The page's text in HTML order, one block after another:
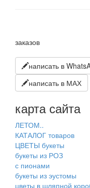
заказов
написать в
написать в МАХ
карта сайта
ЛЕТОМ..
КАТАЛОГ товаров
ЦВЕТЫ букеты
букеты из РОЗ
с пионами
букеты из эустомы
цветы в шляпной